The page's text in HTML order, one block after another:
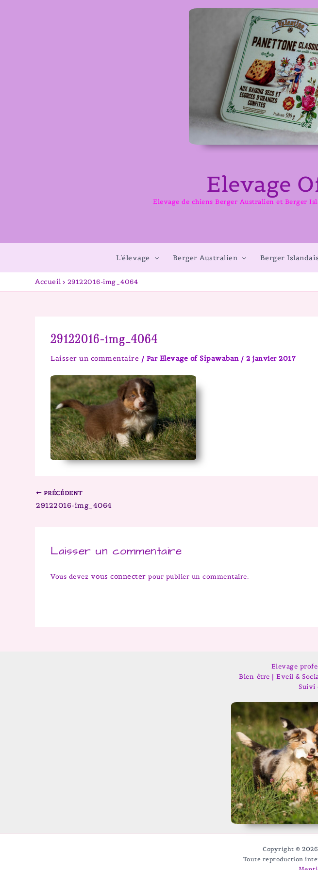
Elevage
Elevage de chiens Berger Australien et Berger
L’élevage Berger Australien Berger Islandais
Accueil 29122016-img_4064
29122016-img_4064
Laisser un commentaire / Par Elevage of Sipawaban / 2 janvier 2017
PRÉCÉDENT
29122016-img_4064
Laisser un commentaire
Vous devez vous connecter pour publier un commentaire.
Elevage
Bien-être | Eveil &
Suivi
Copyright ©
Toute reproduction